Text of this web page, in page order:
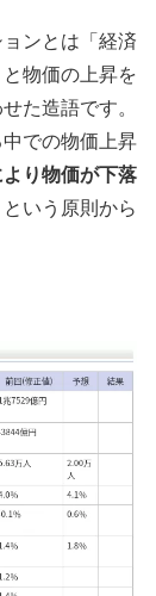
ンとは「経済
物価の上昇を
た造語です。
での物価上昇
より物価が下落
という原則から